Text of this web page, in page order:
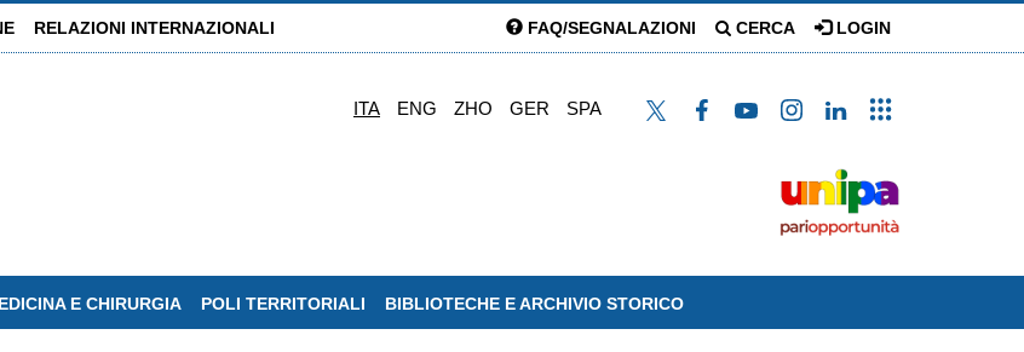
RELAZIONI INTERNAZIONALI FAQ/SEGNALAZIONI CERCA LOGIN
ITA ENG ZHO GER SPA
E CHIRURGIA POLI TERRITORIALI BIBLIOTECHE E ARCHIVIO STORICO